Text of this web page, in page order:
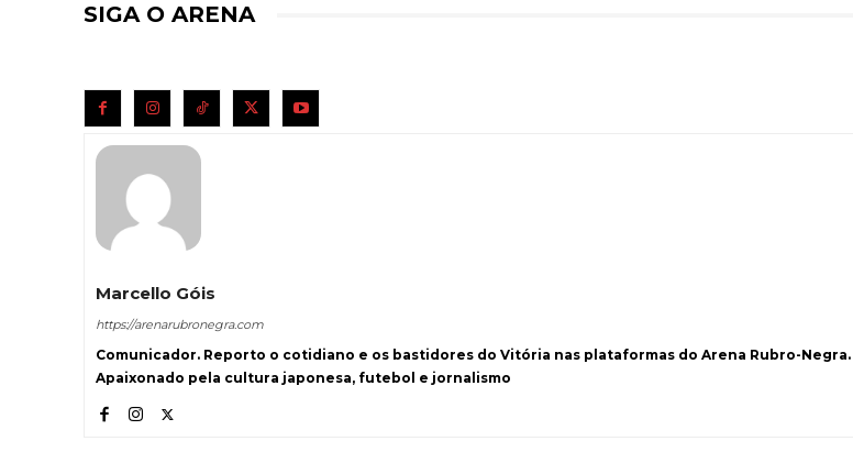
SIGA O ARENA
Marcello Góis
https://arenarubronegra.com
Comunicador. Reporto o cotidiano e os bastidores do Vitória nas plataformas do Arena Rubro-Negra.
Apaixonado pela cultura japonesa, futebol e jornalismo